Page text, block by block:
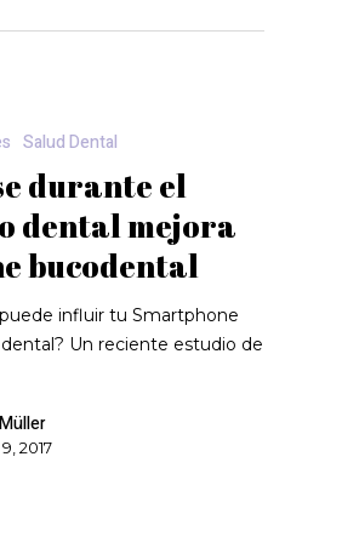
Salud Dental
durante el
dental mejora
bucodental
influir tu Smartphone
Un reciente estudio de
2017